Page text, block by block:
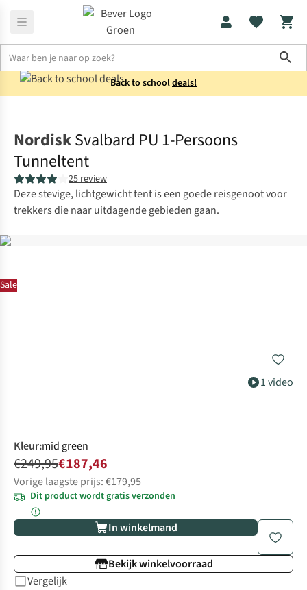
Back to schooldeals!
Sale
1 video
NordiskSvalbard PU 1-Persoons
Tunneltent
25 review
Deze stevige, lichtgewicht tent is een goede reisgenoot voor
trekkers die naar uitdagende gebieden gaan.
Kleur:mid green
€249,95€187,46
Vorige laagste prijs: €179,95
Dit product wordt gratis verzonden
In winkelmand
Bekijk winkelvoorraad
Vergelijk